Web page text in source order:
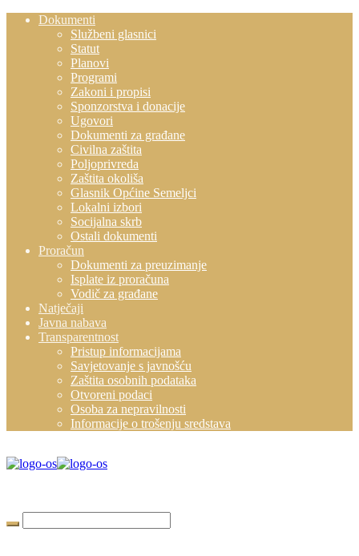
Dokumenti
Službeni glasnici
Statut
Planovi
Programi
Zakoni i propisi
Sponzorstva i donacije
Ugovori
Dokumenti za građane
Civilna zaštita
Poljoprivreda
Zaštita okoliša
Glasnik Općine Semeljci
Lokalni izbori
Socijalna skrb
Ostali dokumenti
Proračun
Dokumenti za preuzimanje
Isplate iz proračuna
Vodič za građane
Natječaji
Javna nabava
Transparentnost
Pristup informacijama
Savjetovanje s javnošću
Zaštita osobnih podataka
Otvoreni podaci
Osoba za nepravilnosti
Informacije o trošenju sredstava